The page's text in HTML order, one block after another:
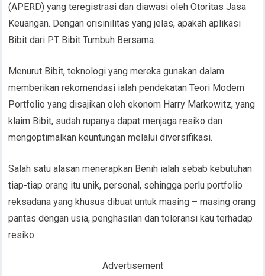
(APERD) yang teregistrasi dan diawasi oleh Otoritas Jasa
Keuangan. Dengan orisinilitas yang jelas, apakah aplikasi
Bibit dari PT Bibit Tumbuh Bersama.
Menurut Bibit, teknologi yang mereka gunakan dalam
memberikan rekomendasi ialah pendekatan Teori Modern
Portfolio yang disajikan oleh ekonom Harry Markowitz, yang
klaim Bibit, sudah rupanya dapat menjaga resiko dan
mengoptimalkan keuntungan melalui diversifikasi.
Salah satu alasan menerapkan Benih ialah sebab kebutuhan
tiap-tiap orang itu unik, personal, sehingga perlu portfolio
reksadana yang khusus dibuat untuk masing – masing orang
pantas dengan usia, penghasilan dan toleransi kau terhadap
resiko.
Advertisement